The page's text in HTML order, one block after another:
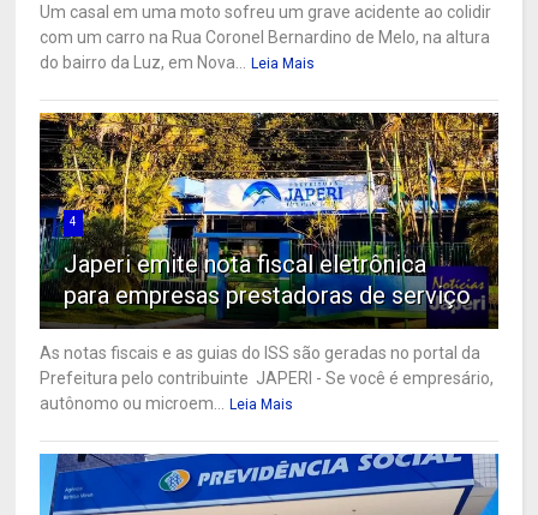
Um casal em uma moto sofreu um grave acidente ao colidir
com um carro na Rua Coronel Bernardino de Melo, na altura
do bairro da Luz, em Nova...
Leia Mais
4
Japeri emite nota fiscal eletrônica
para empresas prestadoras de serviço
As notas fiscais e as guias do ISS são geradas no portal da
Prefeitura pelo contribuinte JAPERI - Se você é empresário,
autônomo ou microem...
Leia Mais